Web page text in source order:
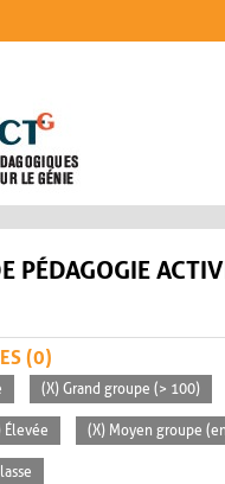
PÉDAGOGIE
(0)
(X) Grand groupe (> 100)
Élevée (X) Moyen groupe